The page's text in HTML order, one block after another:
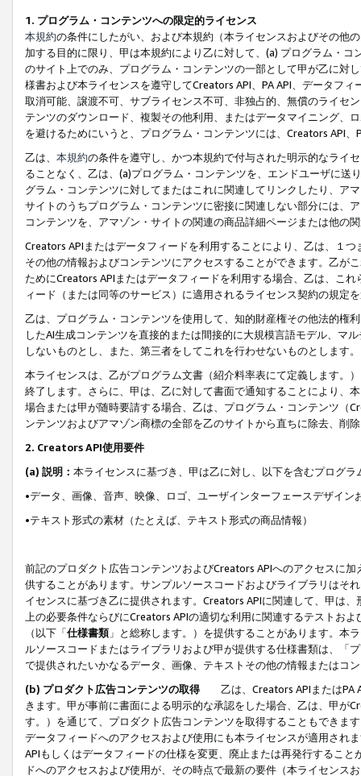
1. プログラム・コンテンツへの限定的ライセンス
本規約の条件にしたがい、および本規約（本ライセンスおよびその他
加する目的に限り、甲は本規約により乙に対して、(a) プログラム・
のサイト上でのみ、プログラム・コンテンツの一部として甲が乙に対
様書および本ライセンスを遵守してCreators API、PA API、データフ
取消可能、譲渡不可、サブライセンス不可、非独占的、無償のライセ
テンツのダウンロード、複製その他利用、またはデータマイニング、
を避けるためにいうと、プログラム・コンテンツには、Creators API
乙は、 本規約の条件を遵守し、かつ本規約で付与された明示的なライ
ることなく、乙は、(a)プログラム・コンテンツを、エンドユーザに
グラム・コンテンツに対してまたはこれに関連してリンクしたり、ア
サイトのうちプログラム・コンテンツに密接に関連しない部分には、
コンテンツを、アマゾン・サイトの関連の商品詳細ページまたは他の
Creators APIまたはデータフィードを利用することにより、乙は、１
その他の情報およびコンテンツにアクセスすることができます。乙が
ためにCreators APIまたはデータフィードを利用する場合、乙は、こ
ィード（または同等のサービス）に適用されるライセンス契約の規定
乙は、プログラム・コンテンツを使用して、知的財産権その他法的権
したAI生成コンテンツを直接的または間接的に大規模言語モデル、マ
しないものとし、また、第三者をしてこれを行わせないものとします。
本ライセンスは、乙がプログラム文書（紹介料率表にて定義します。
終了します。さらに、甲は、乙に対して書面で通知することにより、
場合または甲が随時要請する場合、乙は、プログラム・コンテンツ（
ンテンツおよびアマゾン商標の全部を乙のサイトから直ちに除去、削
2. Creators API使用要件
(a) 説明： 本ライセンスに基づき、甲は乙に対し、以下を含むプログ
•データ、画像、音声、映像、ロゴ、ユーザインターフェースデザイ
•テキスト形式の素材（たとえば、テキスト形式の商品情報）
前記のプロダクト広告コンテンツおよびCreators APIへのアクセスに
供することがあります。サンプルソースコードおよびライブラリはそ
イセンスに基づき乙に提供されます。Creators APIに関連して、甲は
上の必要条件ならびにCreators APIの適切な利用に関連するテストお
（以下「仕様書類」と総称します。）を提供することがあります。本
ルソースコードまたはライブラリおよび甲が提供する仕様書類は、「
で提供されたいかなるデータ、画像、テキストその他の情報またはコ
(b) プロダクト広告コンテンツの取得
乙は、Creators APIまたはPA
きます。甲が事前に書面による明示的な承認をした場合、乙は、甲が
す。）を通じて、プロダクト広告コンテンツを取得することもできま
データフィードへのアクセスおよび使用にも本ライセンスが適用され
APIもしくはデータフィードの仕様を変更、廃止または再発行するこ
ドへのアクセスおよび使用が、その時点で最新の要件（本ライセン